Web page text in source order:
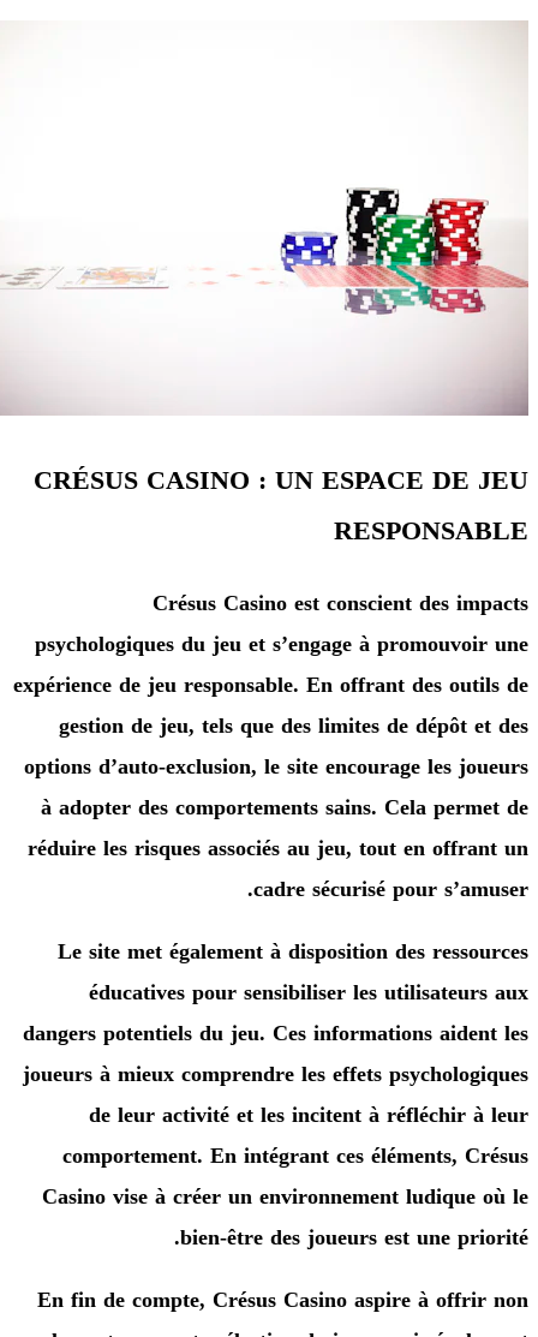
CRÉSUS CASINO : UN ESPACE
Crésus Casino est conscient des
psychologiques du jeu et s’engage à
expérience de jeu responsable. En offrant des
gestion de jeu, tels que des limites de
options d’auto-exclusion, le site encourage les
à adopter des comportements sains. Cela
réduire les risques associés au jeu, tout en
cadre sécurisé pour
Le site met également à disposition des
éducatives pour sensibiliser les
dangers potentiels du jeu. Ces informations
joueurs à mieux comprendre les effets
de leur activité et les incitent à
comportement. En intégrant ces éléments,
Casino vise à créer un environnement
bien-être des joueurs est une
En fin de compte, Crésus Casino aspire à